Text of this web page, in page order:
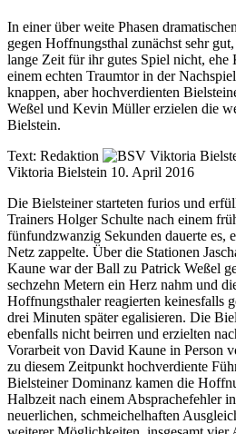
In einer über weite Phasen
gegen Hoffnungsthal zunächst sehr
lange Zeit für ihr gutes Spiel nicht,
einem echten Traumtor in der
knappen, aber hochverdienten
Weßel und Kevin Müller erzielen die
Bielstein.
Text: Redaktion
Viktoria Bielstein 10. April 2016
Die Bielsteiner starteten furios und
Trainers Holger Schulte nach einem
fünfundzwanzig Sekunden dauerte es,
Netz zappelte. Über die Stationen
Kaune war der Ball zu Patrick Weßel
sechzehn Metern ein Herz nahm und
Hoffnungsthaler reagierten keinesfalls
drei Minuten später egalisieren. Die
ebenfalls nicht beirren und erzielten
Vorarbeit von David Kaune in Person
zu diesem Zeitpunkt hochverdiente
Bielsteiner Dominanz kamen die
Halbzeit nach einem Absprachefehler
neuerlichen, schmeichelhaften